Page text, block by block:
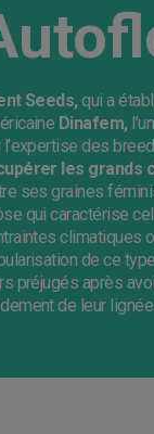
Seeds,qui a
Dinafem,
l’expertise des
les grands
ses graines
qui caractérise
climatiques
de ce
préjugés après
de leur lignée.